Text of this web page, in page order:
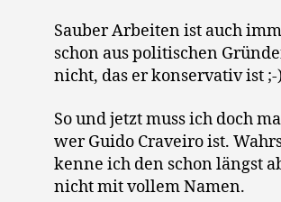
Sauber Arbeiten ist auch
schon aus politischen
nicht, das er konservativ ist ;-
So und jetzt muss ich doch
wer Guido Craveiro ist.
kenne ich den schon längst
nicht mit vollem Namen.